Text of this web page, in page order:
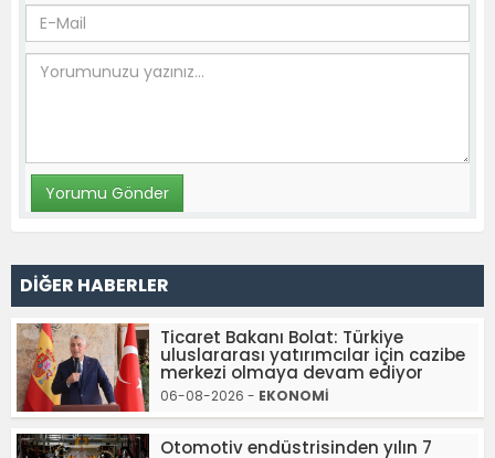
DİĞER HABERLER
Ticaret Bakanı Bolat: Türkiye
uluslararası yatırımcılar için cazibe
merkezi olmaya devam ediyor
06-08-2026 - EKONOMİ
Otomotiv endüstrisinden yılın 7